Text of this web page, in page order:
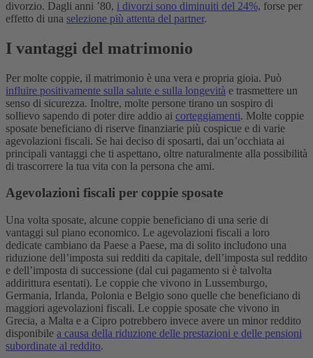
divorzio. Dagli anni ’80, i divorzi sono diminuiti del 24%, forse per
effetto di una selezione più attenta del partner.
I vantaggi del matrimonio
Per molte coppie, il matrimonio è una vera e propria gioia. Può
influire positivamente sulla salute e sulla longevità e trasmettere un
senso di sicurezza. Inoltre, molte persone tirano un sospiro di
sollievo sapendo di poter dire addio ai corteggiamenti. Molte coppie
sposate beneficiano di riserve finanziarie più cospicue e di varie
agevolazioni fiscali. Se hai deciso di sposarti, dai un’occhiata ai
principali vantaggi che ti aspettano, oltre naturalmente alla possibilità
di trascorrere la tua vita con la persona che ami.
Agevolazioni fiscali per coppie sposate
Una volta sposate, alcune coppie beneficiano di una serie di
vantaggi sul piano economico. Le agevolazioni fiscali a loro
dedicate cambiano da Paese a Paese, ma di solito includono una
riduzione dell’imposta sui redditi da capitale, dell’imposta sul reddito
e dell’imposta di successione (dal cui pagamento si è talvolta
addirittura esentati). Le coppie che vivono in Lussemburgo,
Germania, Irlanda, Polonia e Belgio sono quelle che beneficiano di
maggiori agevolazioni fiscali. Le coppie sposate che vivono in
Grecia, a Malta e a Cipro potrebbero invece avere un minor reddito
disponibile a causa della riduzione delle prestazioni e delle pensioni
subordinate al reddito.